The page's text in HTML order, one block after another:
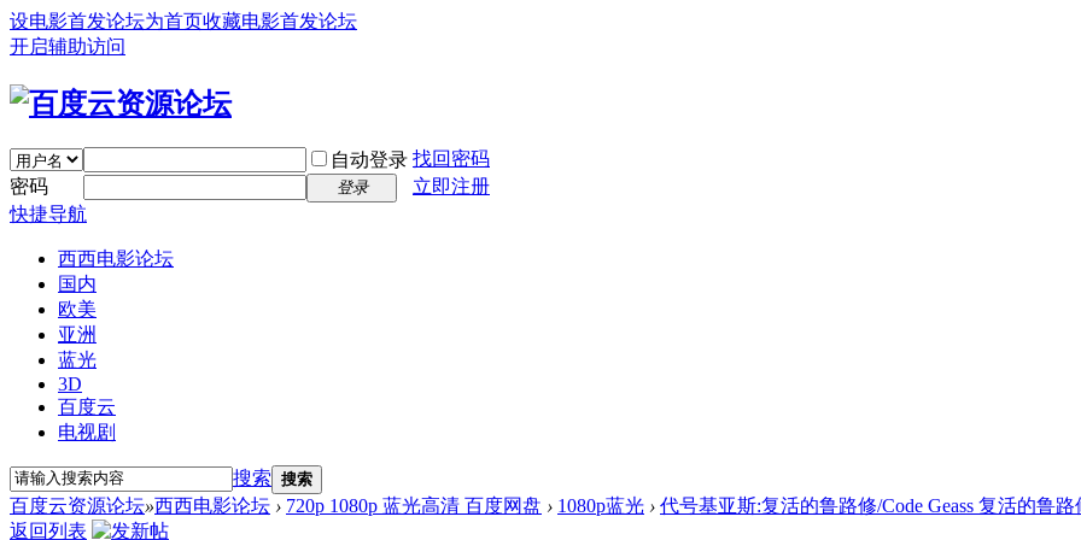
设电影首发论坛为首页收藏电影首发论坛
开启辅助访问
自动登录 找回密码
密码
登录
立即注册
快捷导航
西西电影论坛
国内
欧美
亚洲
蓝光
3D
百度云
电视剧
搜索 搜索
百度云资源论坛»西西电影论坛 › 720p 1080p 蓝光高清 百度网盘 › 1080p蓝光 › 代号基亚斯:复活的鲁路修/Code Geass 复活的鲁路
返回列表